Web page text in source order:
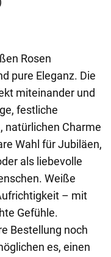
Rosen
pure Eleganz. Die
miteinander und
festliche
natürlichen Charme
Wahl für Jubiläen,
als liebevolle
Weiße
– mit
Gefühle.
Bestellung noch
es, einen